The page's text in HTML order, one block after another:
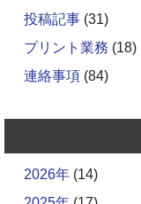
投稿記事 (31)
プリント業務 (18)
連絡事項 (84)
2026年 (14)